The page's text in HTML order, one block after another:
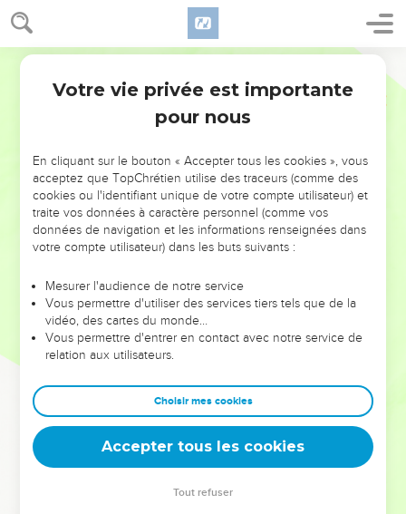
NE MANQUEZ PAS L’ÉVÉNEMENT
DE L’ANNÉE !
ET SI LEURS ERREURS POUVAIENT VOUS ÉVITER LES
VOTRES ?
leur foi ou leur vision. Mais on voit moins les doutes, les erreurs
et les saisons difficiles qu'ils ont traversés, alors même que ce
sont elles qui les ont façonnés.
Dans cette conférence, leaders, entrepreneurs, et responsables
clés pour avancer avec plus de sagesse afin que leurs erreurs
deviennent vos tremplins. Que vous guidiez un ministère, une
équipe, un groupe ou une famille, leur expérience est faite
Votre vie privée est importante
pour nous
En cliquant sur le bouton « Accepter tous les cookies », vous
acceptez que TopChrétien utilise des traceurs (comme des
cookies ou l'identifiant unique de votre compte utilisateur) et
traite vos données à caractère personnel (comme vos
données de navigation et les informations renseignées dans
votre compte utilisateur) dans les buts suivants :
Mesurer l'audience de notre service
Vous permettre d'utiliser des services tiers tels que de la
vidéo, des cartes du monde…
Vous permettre d'entrer en contact avec notre service de
relation aux utilisateurs.
Choisir mes cookies
Accepter tous les cookies
Tout refuser